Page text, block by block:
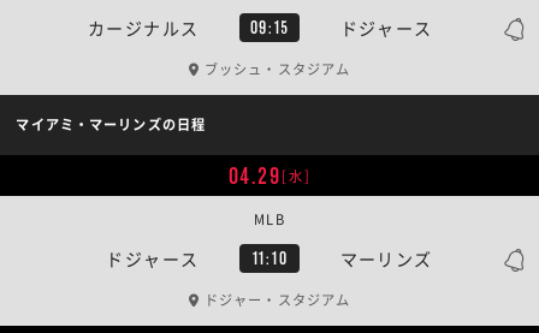
カージナルス 09:15 ドジャース
ブッシュ・スタジアム
マイアミ・マーリンズの日程
04.29[水]
ドジャース 11:10 マーリンズ
MLB
ドジャー・スタジアム